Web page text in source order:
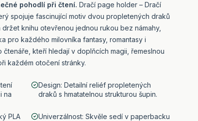
pohodlí při čtení. Dračí page holder – Dračí
spojuje fascinující motiv dvou propletených draků
knihu otevřenou jednou rukou bez námahy,
pro každého milovníka fantasy, romantasy i
čtenáře, kteří hledají v doplňcích magii, řemeslnou
každém otočení stránky.
na
Design: Detailní reliéf propletených
draků s hmatatelnou strukturou šupin.
PLA
Univerzálnost: Skvěle sedí v paperbacku